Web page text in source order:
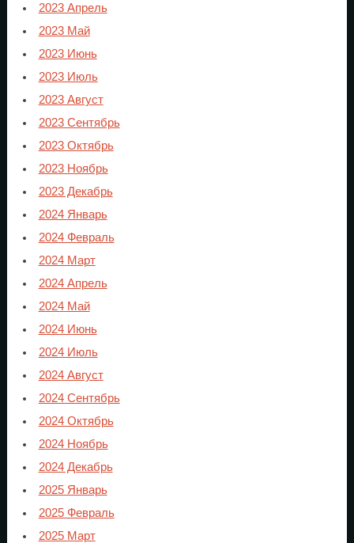
2023 Апрель
2023 Май
2023 Июнь
2023 Июль
2023 Август
2023 Сентябрь
2023 Октябрь
2023 Ноябрь
2023 Декабрь
2024 Январь
2024 Февраль
2024 Март
2024 Апрель
2024 Май
2024 Июнь
2024 Июль
2024 Август
2024 Сентябрь
2024 Октябрь
2024 Ноябрь
2024 Декабрь
2025 Январь
2025 Февраль
2025 Март